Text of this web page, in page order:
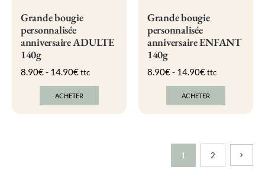
Grande bougie
personnalisée
anniversaire ADULTE
140g
8.90€- 14.90€ ttc
ACHETER
Ce
Grande bougie
personnalisée
anniversaire ENFANT
140g
8.90€- 14.90€ ttc
ACHETER
Ce
variations.
1 2